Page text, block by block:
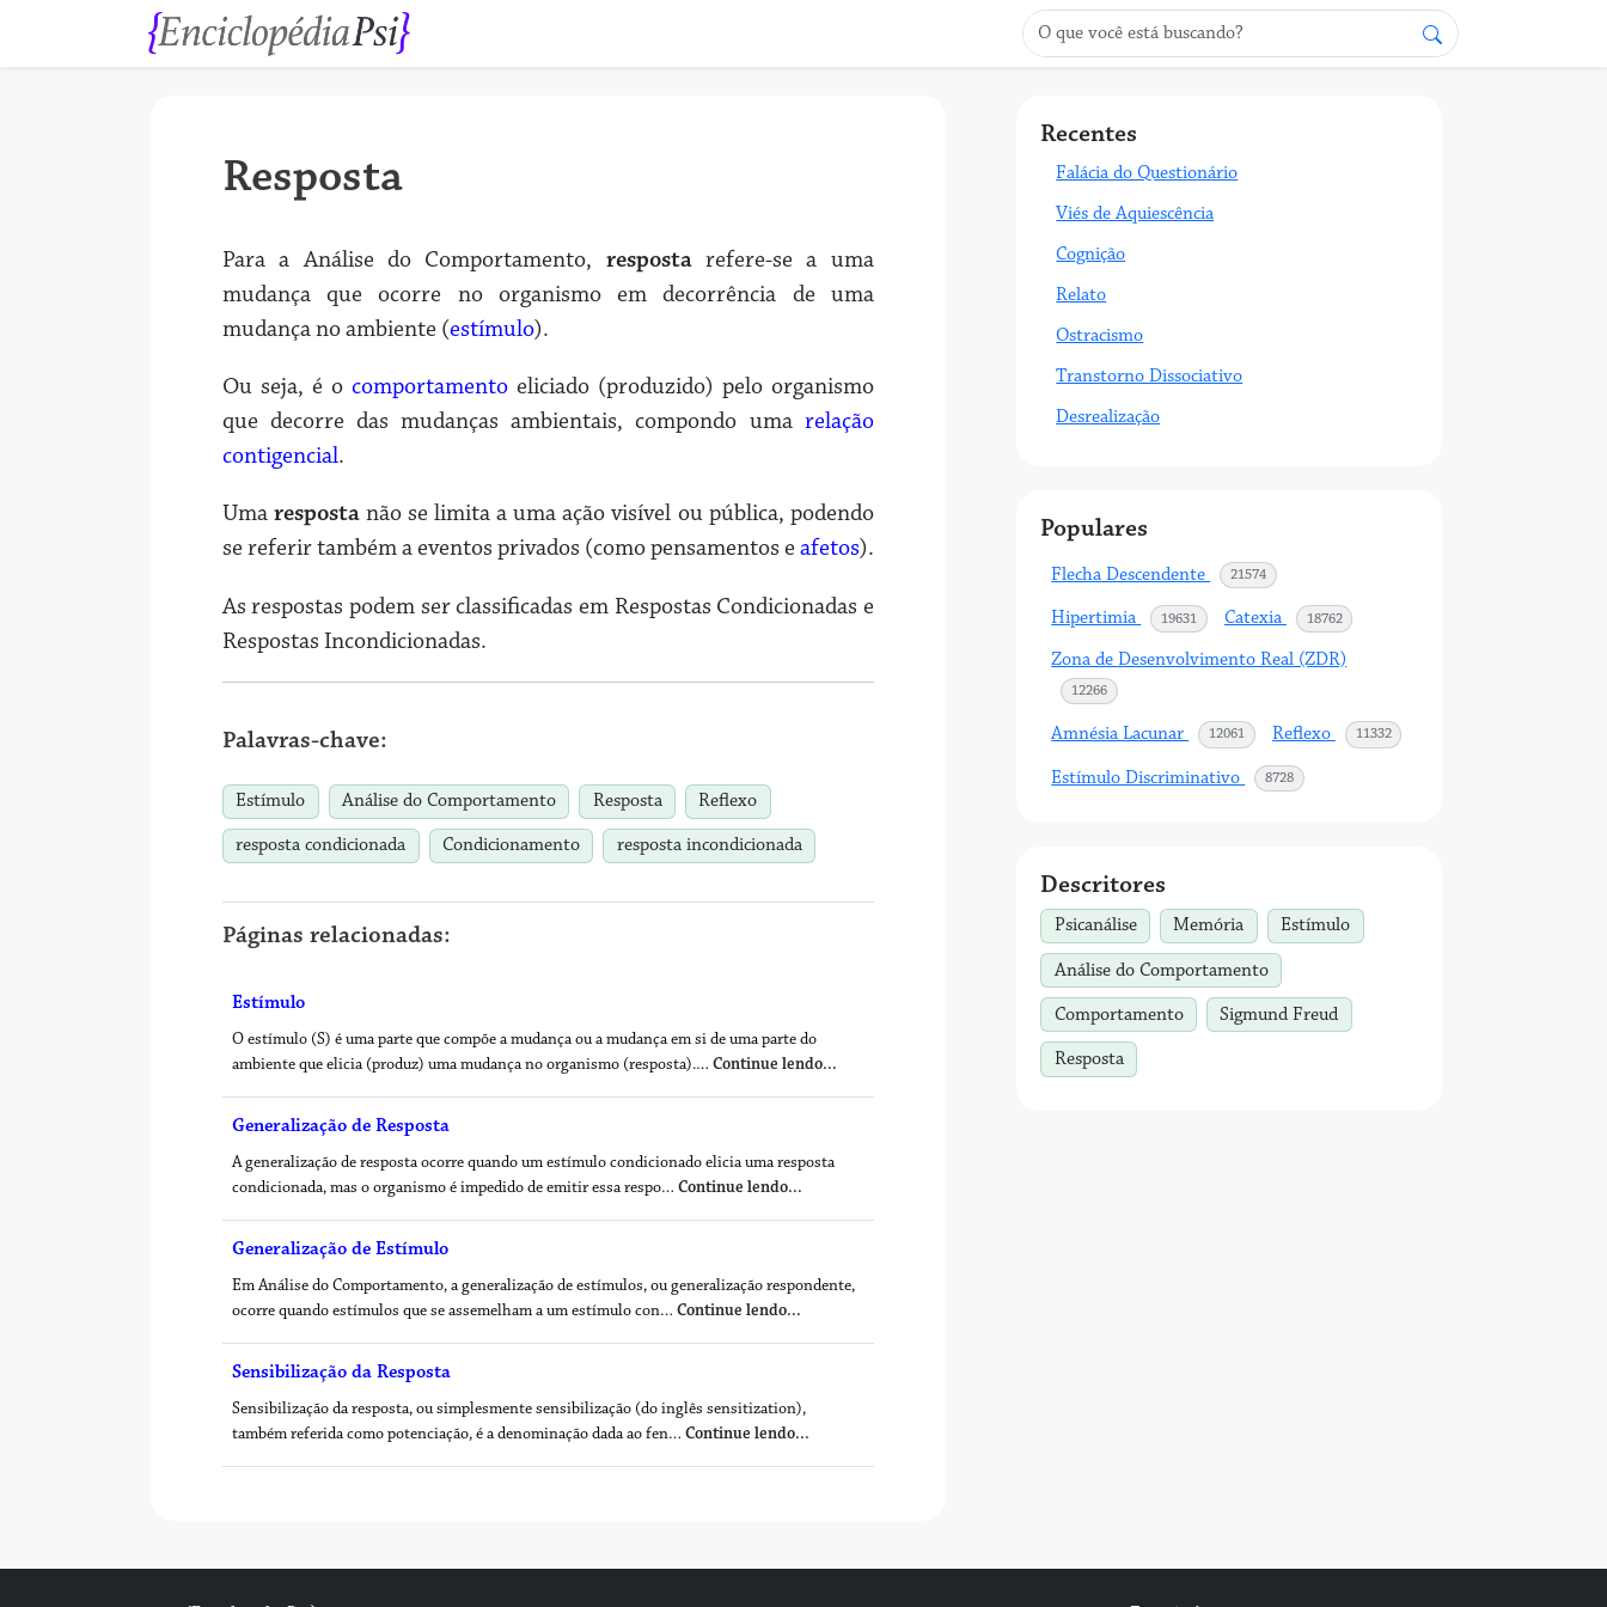
Resposta
Para a Análise do Comportamento, respostarefere-se a uma
mudança que ocorre no organismo em decorrência de uma
mudança no ambiente (estímulo).
Ou seja, é o comportamentoeliciado (produzido) pelo organismo
que decorre das mudanças ambientais, compondo uma relação
contigencial.
Uma respostanão se limita a uma ação visível ou pública, podendo
se referir também a eventos privados (como pensamentos e afetos).
As respostas podem ser classificadas em Respostas Condicionadas e
Respostas Incondicionadas.
Palavras-chave:
Estímulo Análise do Comportamento Resposta
Reflexo
resposta condicionada
Condicionamento resposta incondicionada
Páginas relacionadas:
Estímulo
O estímulo (S) é uma parte que compõe a mudança ou a mudança em si de uma parte do
ambiente que elicia (produz) uma mudança no organismo (resposta).… Continue lendo...
Generalização de Resposta
A generalização de resposta ocorre quando um estímulo condicionado elicia uma resposta
condicionada, mas o organismo é impedido de emitir essa respo… Continue lendo...
Generalização de Estímulo
Em Análise do Comportamento, a generalização de estímulos, ou generalização respondente,
ocorre quando estímulos que se assemelham a um estímulo con… Continue lendo...
Sensibilização da Resposta
Sensibilização da resposta, ou simplesmente sensibilização (do inglês sensitization),
também referida como potenciação, é a denominação dada ao fen… Continue lendo...
Recentes
Falácia do Questionário
Viés de Aquiescência
Cognição
Relato
Ostracismo
Transtorno Dissociativo
Desrealização
Populares
Flecha Descendente 21574acessos
Hipertimia 19631 acessosCatexia 18762acessos
Zona de Desenvolvimento Real (ZDR)
12266acessos
Amnésia Lacunar 12061acessosReflexo 11332acessos
Estímulo Discriminativo 8728acessos
Descritores
Psicanálise Memória Estímulo
Análise do Comportamento
Comportamento Sigmund Freud
Resposta